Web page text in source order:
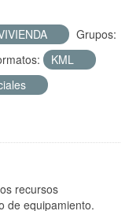
Grupos:
KML
recursos
de equipamiento.